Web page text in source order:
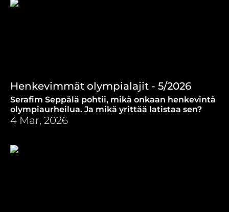
Henkevimmät olympialajit - 5/2026
Serafim Seppälä pohtii, mikä onkaan henkevintä
olympiaurheilua. Ja mikä yrittää latistaa sen?
4 Mar, 2026